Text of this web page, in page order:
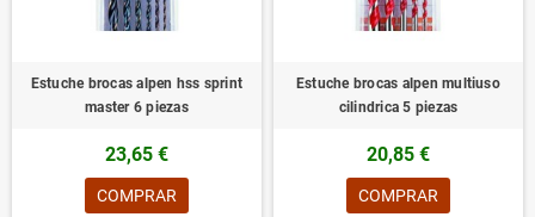
Estuche brocas alpen hss sprint
master 6 piezas
23,65 €
COMPRAR
Estuche brocas alpen multiuso
cilindrica 5 piezas
20,85 €
COMPRAR